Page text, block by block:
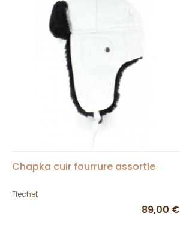
Chapka cuir fourrure assortie
Flechet
89,00 €